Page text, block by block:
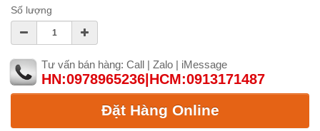
Số lượng
Tư vấn bán hàng: Call | Zalo | iMessage
HN:0978965236|HCM:0913171487
Đặt Hàng Online